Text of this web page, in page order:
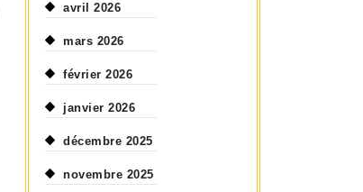
avril 2026
mars 2026
février 2026
janvier 2026
décembre 2025
novembre 2025